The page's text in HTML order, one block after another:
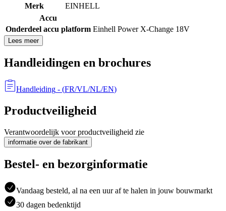
Merk
EINHELL
Accu
Onderdeel accu platform Einhell Power X-Change 18V
Lees meer
Handleidingen en brochures
Handleiding - (FR/VL/NL/EN)
Productveiligheid
Verantwoordelijk voor productveiligheid zie
informatie over de fabrikant
Bestel- en bezorginformatie
Vandaag besteld, al na een uur af te halen in jouw bouwmarkt
30 dagen bedenktijd